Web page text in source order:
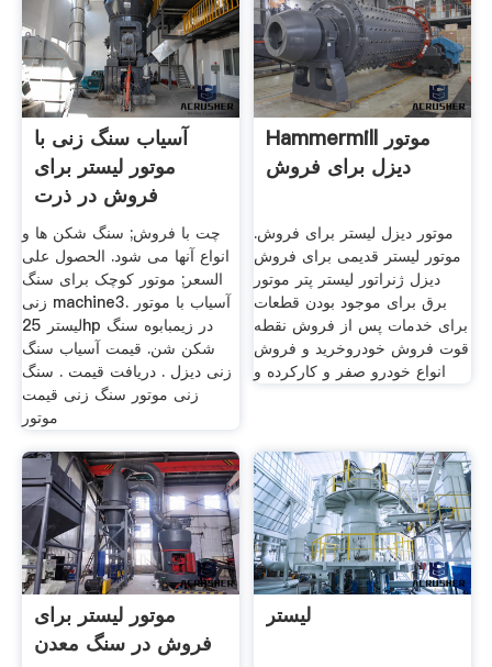
آسیاب سنگ زنی با
موتور لیستر برای
فروش در ذرت
Harare و غلات
چت با فروش; سنگ شکن ها و
انواع آنها می شود. الحصول على
السعر; موتور کوچک برای سنگ
زنی machine3. آسیاب با موتور
لیستر 25hp در زیمبابوه سنگ
شکن شن. قیمت آسیاب سنگ
زنی دیزل . دریافت قیمت . سنگ
زنی موتور سنگ زنی قیمت
موتور
Hammermill موتور
دیزل برای فروش
موتور دیزل لیستر برای فروش.
موتور لیستر قدیمی برای فروش
دیزل ژنراتور لیستر پتر موتور
برق برای موجود بودن قطعات
برای خدمات پس از فروش نقطه
قوت فروش خودروخرید و فروش
انواع خودرو صفر و کارکرده و
موتور لیستر برای
فروش در سنگ معدن
لیستر